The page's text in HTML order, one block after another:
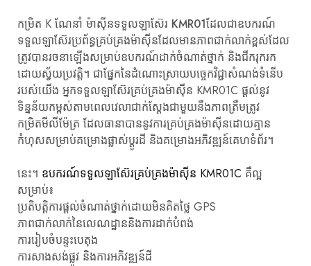
កម្រិត K ណែនាំ ម៉ាស៊ីនទទួលឡាស៊ែរ KMR01ដែលជាឧបករណ៍
ទទួលឡាស៊ែរប្រព័ន្ធគ្រប់គ្រងម៉ាស៊ីនដែលមានភាពជាក់លាក់ខ្ពស់ដែល
ត្រូវបានរចនាឡើងសម្រាប់ឧបករណ៍ដាក់ចំណាត់ថ្នាក់ និងជីករុករក
ដោយស្វ័យប្រវត្តិ។ ជាផ្នែកនៃដំណោះស្រាយបច្ចេកវិជ្ជាសំណង់ទំនើប
របស់យើង អ្នកទទួលឡាស៊ែរគ្រប់គ្រងម៉ាស៊ីន KMR01C ផ្តល់នូវ
ទិន្នន័យកម្ពស់តាមពេលវេលាជាក់ស្តែងជាមួយនឹងភាពត្រឹមត្រូវ
កម្រិតមីលីម៉ែត្រ ដែលធានាបាននូវការគ្រប់គ្រងម៉ាស៊ីនដោយគ្មាន
កំហុសសម្រាប់គម្រោងផ្លាស់ប្តូរដី និងគម្រោងអភិវឌ្ឍន៍គេហទំព័រ។
នេះ។ ឧបករណ៍ទទួលឡាស៊ែរគ្រប់គ្រងម៉ាស៊ីន KMR01C គឺល្អ
សម្រាប់៖
ប្រតិបត្តិការផ្តល់ចំណាត់ថ្នាក់ដោយមិនគិតថ្លៃ GPS
ភាពជាក់លាក់នៃលេណដ្ឋាននិងការដាក់បំពង់
ការរៀបចំបន្ទះបេតុង
ការសាងសង់ផ្លូវ និងការអភិវឌ្ឍន៍ដី